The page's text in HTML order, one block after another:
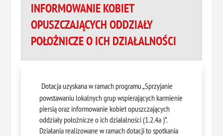
INFORMOWANIE KOBIET
OPUSZCZAJĄCYCH ODDZIAŁY
POŁOŻNICZE O ICH DZIAŁALNOŚCI
Dotacja uzyskana w ramach programu „Sprzyjanie
powstawaniu lokalnych grup wspierających karmienie
piersią oraz informowanie kobiet opuszczających
oddziały położnicze o ich działalności (1.2.4a )”.
Działania realizowane w ramach dotacji to spotkania